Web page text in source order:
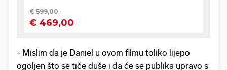
- Mislim da je Daniel u ovom filmu toliko lijepo
ogoljen što se tiče duše i da će se publika upravo s